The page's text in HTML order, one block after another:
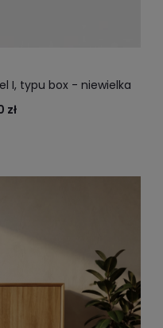
I, typu box - niewielka
industrialnego,
zł